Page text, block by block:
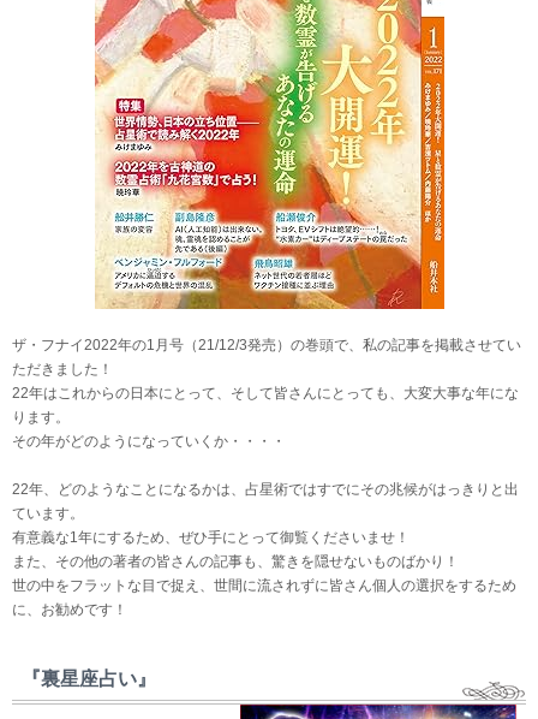
ザ・フナイ2022年の1月号（21/12/3発売）の巻頭で、私の記事を掲載させてい
ただきました！
22年はこれからの日本にとって、そして皆さんにとっても、大変大事な年にな
ります。
その年がどのようになっていくか・・・・
22年、どのようなことになるかは、占星術ではすでにその兆候がはっきりと出
ています。
有意義な1年にするため、ぜひ手にとって御覧くださいませ！
また、その他の著者の皆さんの記事も、驚きを隠せないものばかり！
世の中をフラットな目で捉え、世間に流されずに皆さん個人の選択をするため
に、お勧めです！
『裏星座占い』